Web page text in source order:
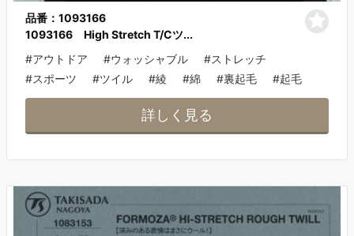
品番：1093166
1093166 High Stretch T/Cツ...
#アウトドア
#ウォッシャブル
#ストレッチ
#スポーツ
#ツイル #綾 #綿 #裏起毛 #起毛
詳しく見る